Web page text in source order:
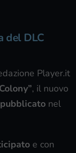
del DLC
Player.it
, il nuovo
nel
e con